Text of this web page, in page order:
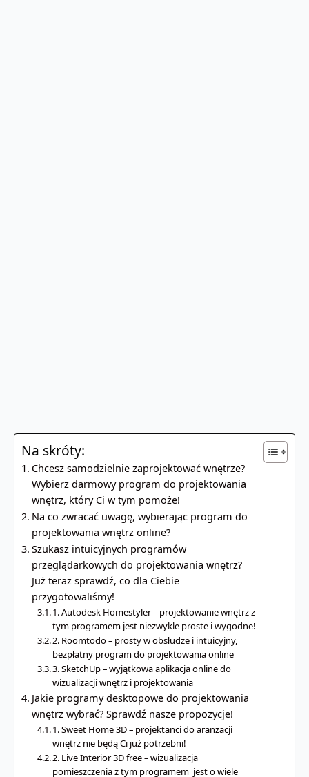
Na skróty:
Chcesz samodzielnie zaprojektować wnętrze?
Wybierz darmowy program do projektowania
wnętrz, który Ci w tym pomoże!
Na co zwracać uwagę, wybierając program do
projektowania wnętrz online?
Szukasz intuicyjnych programów
przeglądarkowych do projektowania wnętrz?
Już teraz sprawdź, co dla Ciebie
przygotowaliśmy!
1. Autodesk Homestyler – projektowanie wnętrz z
tym programem jest niezwykle proste i wygodne!
2. Roomtodo – prosty w obsłudze i intuicyjny,
bezpłatny program do projektowania online
3. SketchUp – wyjątkowa aplikacja online do
wizualizacji wnętrz i projektowania
Jakie programy desktopowe do projektowania
wnętrz wybrać? Sprawdź nasze propozycje!
1. Sweet Home 3D – projektanci do aranżacji
wnętrz nie będą Ci już potrzebni!
2. Live Interior 3D free – wizualizacja
pomieszczenia z tym programem jest o wiele